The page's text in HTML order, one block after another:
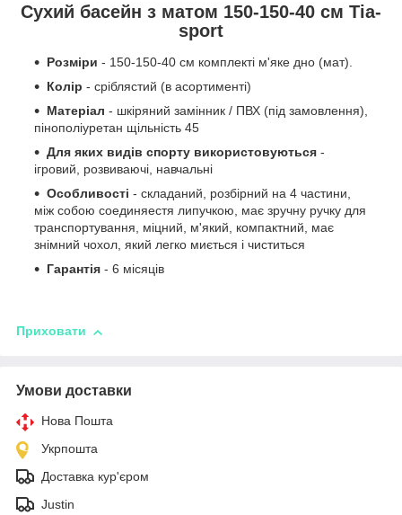
Сухий басейн з матом 150-150-40 см Тіа-
sport
Розміри - 150-150-40 см комплекті м'яке дно (мат).
Колір - сріблястий (в асортименті)
Матеріал - шкіряний замінник / ПВХ (під замовлення),
пінополіуретан щільність 45
Для яких видів спорту використовуються -
ігровий, розвиваючі, навчальні
Особливості - складаний, розбірний на 4 частини,
між собою соединяестя липучкою, має зручну ручку для
транспортування, міцний, м'який, компактний, має
знімний чохол, який легко миється і чиститься
Гарантія - 6 місяців
Приховати
Умови доставки
Нова Пошта
Укрпошта
Доставка кур'єром
Justin